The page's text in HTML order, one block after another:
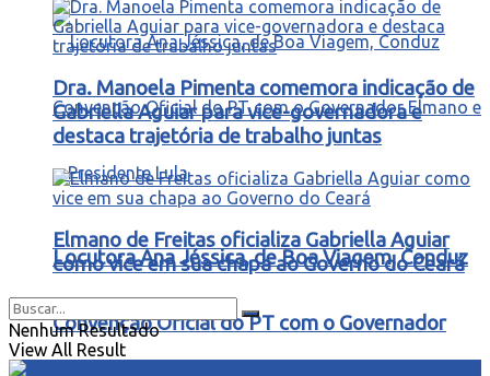
Locutora Ana Jéssica, de Boa Viagem, Conduz
Convenção Oficial do PT com o Governador
Dra. Manoela Pimenta comemora indicação de
Gabriella Aguiar para vice-governadora e
destaca trajetória de trabalho juntas
Elmano de Freitas oficializa Gabriella Aguiar
como vice em sua chapa ao Governo do Ceará
Nenhum Resultado
View All Result